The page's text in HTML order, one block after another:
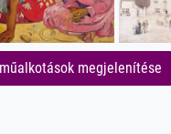
megjelenítése